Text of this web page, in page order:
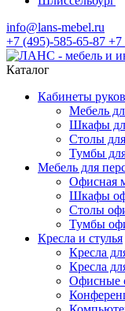
info@lans-mebel.ru
+7 (495)-585-65-87 +7
Каталог
Кабинеты
Мебель
Шкафы
Столы
Тумбы
Мебель для
Офисная
Шкафы
Столы
Тумбы
Кресла и стулья
Кресла
Кресла
Офисные